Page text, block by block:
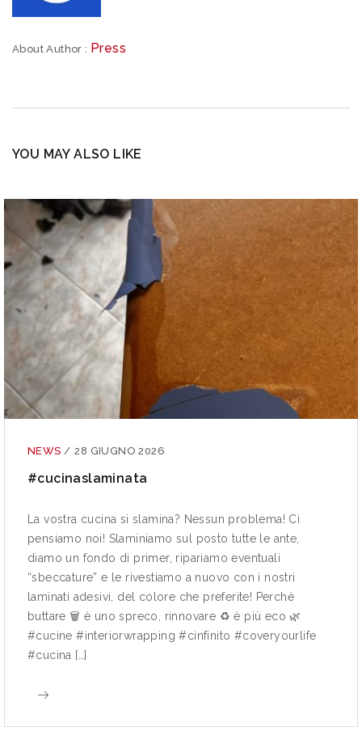
About Author : Press
YOU MAY ALSO LIKE
NEWS / 28 GIUGNO 2026
#cucinaslaminata
La vostra cucina si slamina? Nessun problema! Ci
pensiamo noi! Slaminiamo sul posto tutte le ante,
diamo un fondo di primer, ripariamo eventuali
“sbeccature” e le rivestiamo a nuovo con i nostri
laminati adesivi, del colore che preferite! Perchè
buttare 🗑 è uno spreco, rinnovare ♻ è più eco 🌿
#cucine #interiorwrapping #cinfinito #coveryourlife
#cucina […]